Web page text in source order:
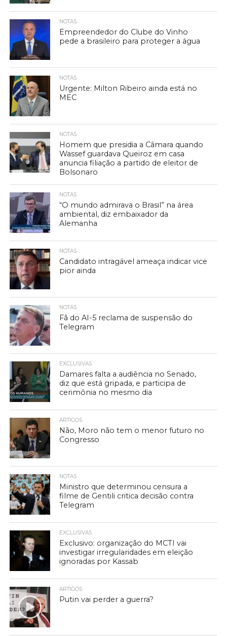
NOTAS
Empreendedor do Clube do Vinho
pede a brasileiro para proteger a água
NOTAS
Urgente: Milton Ribeiro ainda está no
MEC
NOTAS
Homem que presidia a Câmara quando
Wassef guardava Queiroz em casa
anuncia filiação a partido de eleitor de
Bolsonaro
NOTAS
“O mundo admirava o Brasil” na área
ambiental, diz embaixador da
Alemanha
NOTAS
Candidato intragável ameaça indicar vice
pior ainda
NOTAS
Fã do AI-5 reclama de suspensão do
Telegram
EXCLUSIVAS
Damares falta a audiência no Senado,
diz que está gripada, e participa de
cerimônia no mesmo dia
ARTIGOS
Não, Moro não tem o menor futuro no
Congresso
NOTAS
Ministro que determinou censura a
filme de Gentili critica decisão contra
Telegram
EXCLUSIVAS
Exclusivo: organização do MCTI vai
investigar irregularidades em eleição
ignoradas por Kassab
ARTIGOS
Putin vai perder a guerra?